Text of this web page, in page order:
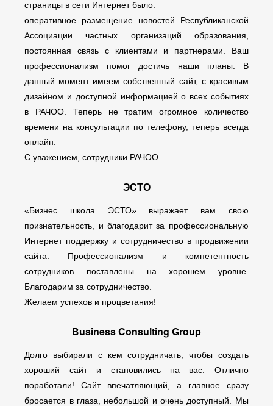
страницы в сети Интернет было:
оперативное размещение новостей Республиканской
Ассоциации частных организаций образования,
постоянная связь с клиентами и партнерами. Ваш
профессионализм помог достичь наши планы. В
данный момент имеем собственный сайт, с красивым
дизайном и доступной информацией о всех событиях
в РАЧОО. Теперь не тратим огромное количество
времени на консультации по телефону, теперь всегда
онлайн.
С уважением, сотрудники РАЧОО.
ЭСТО
«Бизнес школа ЭСТО» выражает вам свою
признательность, и благодарит за профессиональную
Интернет поддержку и сотрудничество в продвижении
сайта. Профессионализм и компетентность
сотрудников поставлены на хорошем уровне.
Благодарим за сотрудничество.
Желаем успехов и процветания!
Business Consulting Group
Долго выбирали с кем сотрудничать, чтобы создать
хороший сайт и становились на вас. Отлично
поработали! Сайт впечатляющий, а главное сразу
бросается в глаза, небольшой и очень доступный. Мы